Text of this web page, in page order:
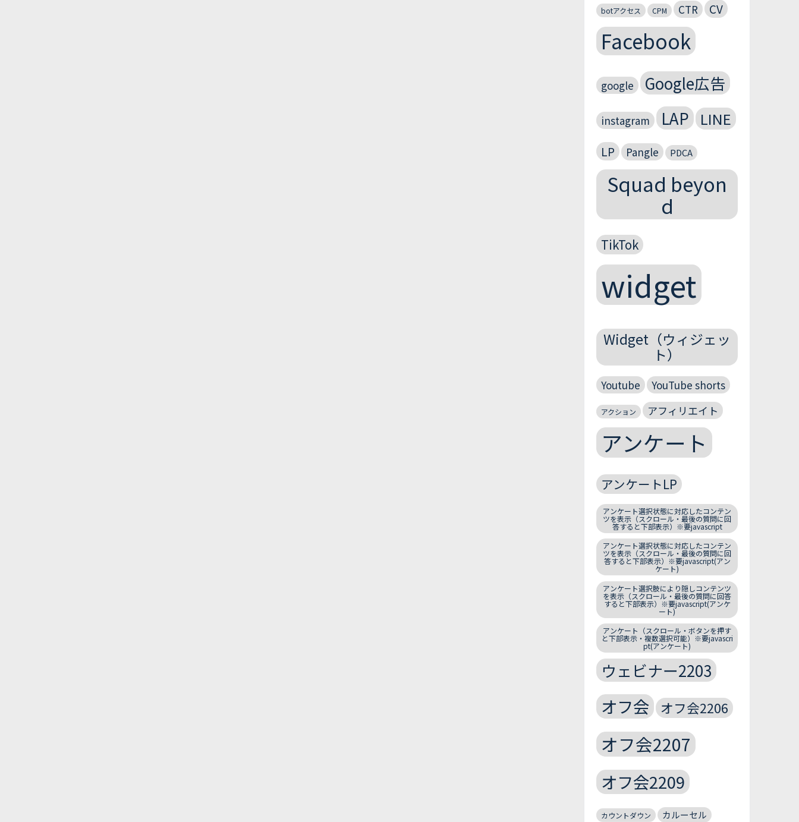
botアクセス CPM CTR CV
Facebook
google Google広告
instagram LAP LINE
LP Pangle PDCA
Squad beyon
d
TikTok
widget
Widget（ウィジェッ
ト）
Youtube YouTube shorts
アクション アフィリエイト
アンケート
アンケートLP
アンケート選択状態に対応したコンテン
ツを表示（スクロール・最後の質問に回
答すると下部表示）※要javascript
アンケート選択状態に対応したコンテン
ツを表示（スクロール・最後の質問に回
答すると下部表示）※要javascript(アン
ケート)
アンケート選択肢により隠しコンテンツ
を表示（スクロール・最後の質問に回答
すると下部表示）※要javascript(アンケ
ート)
アンケート（スクロール・ボタンを押す
と下部表示・複数選択可能）※要javascri
pt(アンケート)
ウェビナー2203
オフ会 オフ会2206
オフ会2207
オフ会2209
カウントダウン カルーセル